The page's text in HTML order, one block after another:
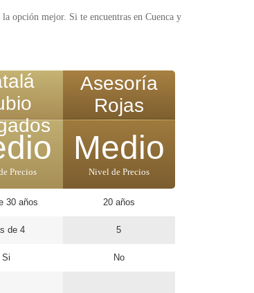
opción mejor. Si te encuentras en Cuenca y
Precios
30 años
de 4
Si
Asesoría
Rojas
Medio
Nivel de Precios
20 años
5
No